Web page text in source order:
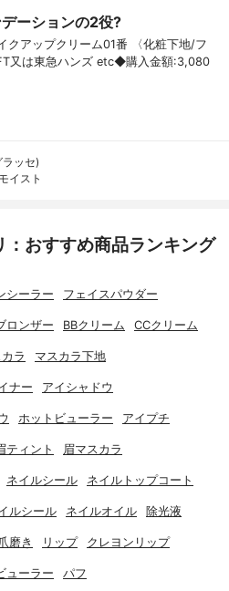
ーションの2役?
クアップクリーム01番 〈化粧下地/フ
又は東急ハンズ etc◆購入金額:3,080
ッセ)
イスト
おすすめ商品ランキング
シーラー フェイスパウダー
ロンザー BBクリーム CCクリーム
ラ マスカラ下地
ナー アイシャドウ
ホットビューラー アイプチ
ティント 眉マスカラ
ネイルシール ネイルトップコート
ルシール ネイルオイル 除光液
磨き リップ クレヨンリップ
ューラー パフ